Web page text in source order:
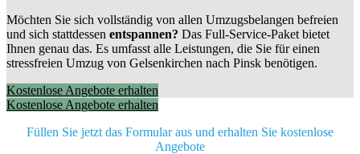
Möchten Sie sich vollständig von allen Umzugsbelangen befreien
und sich stattdessen entspannen? Das Full-Service-Paket bietet
Ihnen genau das. Es umfasst alle Leistungen, die Sie für einen
stressfreien Umzug von Gelsenkirchen nach Pinsk benötigen.
Kostenlose Angebote erhalten
Kostenlose Angebote erhalten
Füllen Sie jetzt das Formular aus und erhalten Sie kostenlose
Angebote